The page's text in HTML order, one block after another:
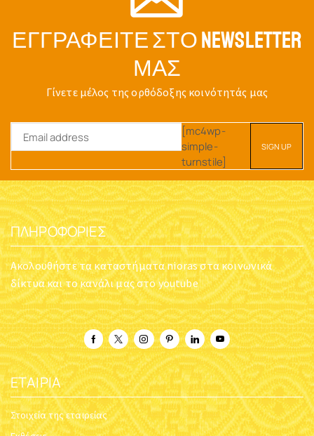
ΕΓΓΡΑΦΕΊΤΕ ΣΤΟ NEWSLETTER
ΜΑΣ
Γίνετε μέλος της ορθόδοξης κοινότητάς μας
[mc4wp-
simple-
turnstile]
ΠΛΗΡΟΦΟΡΊΕΣ
Ακολουθήστε τα καταστήματα nioras στα κοινωνικά
δίκτυα και το κανάλι μας στο youtube
ΕΤΑΙΡΊΑ
Στοιχεία της εταιρείας